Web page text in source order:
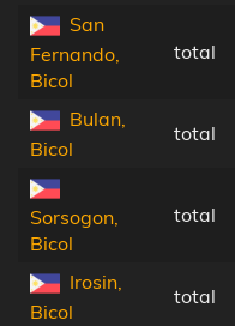
San
Fernando,
Bicol
total
Bulan,
Bicol
total
Sorsogon,
Bicol
total
Irosin,
Bicol
total